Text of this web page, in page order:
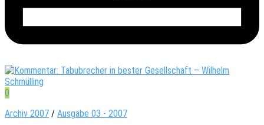
0
Archiv 2007 / Ausgabe 03 - 2007